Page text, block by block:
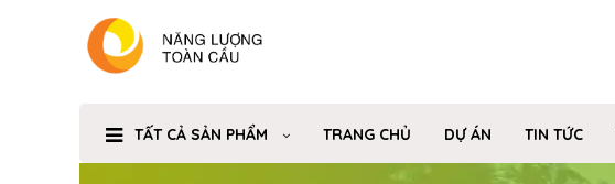
TẤT CẢ SẢN PHẨM TRANG CHỦ DỰ ÁN TIN TỨC